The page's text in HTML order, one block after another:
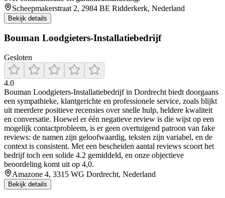
Scheepmakerstraat 2, 2984 BE Ridderkerk, Nederland
Bekijk details
Bouman Loodgieters-Installatiebedrijf
Gesloten
4.0
Bouman Loodgieters‑Installatiebedrijf in Dordrecht biedt doorgaans
een sympathieke, klantgerichte en professionele service, zoals blijkt
uit meerdere positieve recensies over snelle hulp, heldere kwaliteit
en conversatie. Hoewel er één negatieve review is die wijst op een
mogelijk contactprobleem, is er geen overtuigend patroon van fake
reviews: de namen zijn geloofwaardig, teksten zijn variabel, en de
context is consistent. Met een bescheiden aantal reviews scoort het
bedrijf toch een solide 4.2 gemiddeld, en onze objectieve
beoordeling komt uit op 4,0.
Amazone 4, 3315 WG Dordrecht, Nederland
Bekijk details